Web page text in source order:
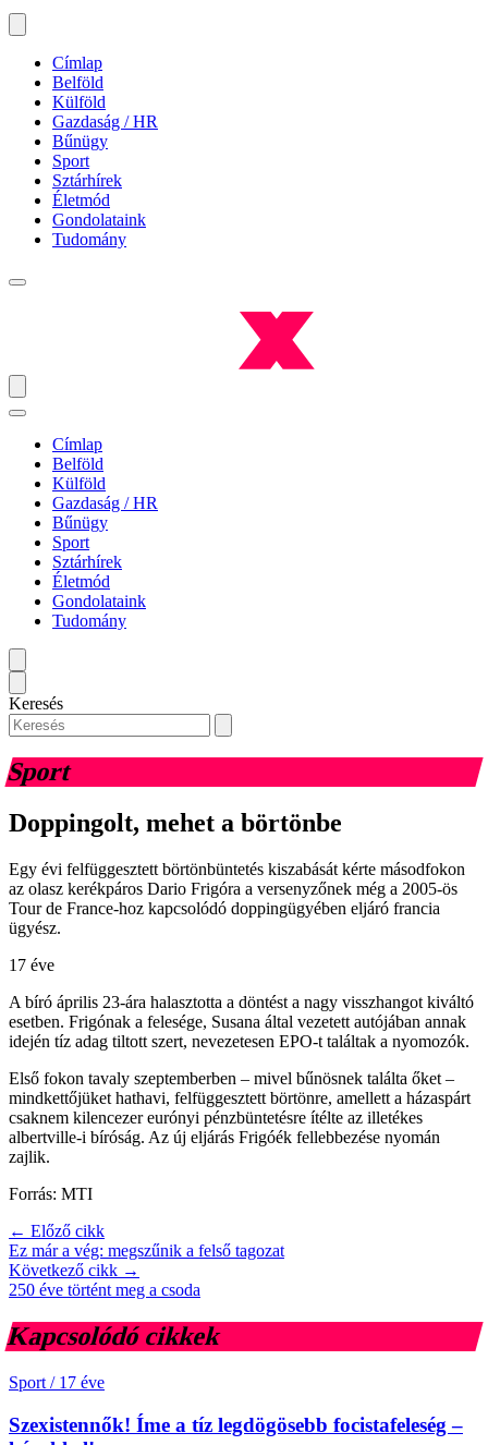
Címlap
Belföld
Külföld
Gazdaság / HR
Bűnügy
Sport
Sztárhírek
Életmód
Gondolataink
Tudomány
Címlap
Belföld
Külföld
Gazdaság / HR
Bűnügy
Sport
Sztárhírek
Életmód
Gondolataink
Tudomány
Keresés
Sport
Doppingolt, mehet a börtönbe
Egy évi felfüggesztett börtönbüntetés kiszabását kérte másodfokon
az olasz kerékpáros Dario Frigóra a versenyzőnek még a 2005-ös
Tour de France-hoz kapcsolódó doppingügyében eljáró francia
ügyész.
17 éve
A bíró április 23-ára halasztotta a döntést a nagy visszhangot kiváltó
esetben. Frigónak a felesége, Susana által vezetett autójában annak
idején tíz adag tiltott szert, nevezetesen EPO-t találtak a nyomozók.
Első fokon tavaly szeptemberben – mivel bűnösnek találta őket –
mindkettőjüket hathavi, felfüggesztett börtönre, amellett a házaspárt
csaknem kilencezer eurónyi pénzbüntetésre ítélte az illetékes
albertville-i bíróság. Az új eljárás Frigóék fellebbezése nyomán
zajlik.
Forrás: MTI
← Előző cikk
Ez már a vég: megszűnik a felső tagozat
Következő cikk →
250 éve történt meg a csoda
Kapcsolódó cikkek
Sport / 17 éve
Szexistennők! Íme a tíz legdögösebb focistafeleség –